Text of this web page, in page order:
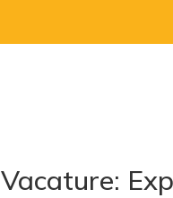
Vacature: